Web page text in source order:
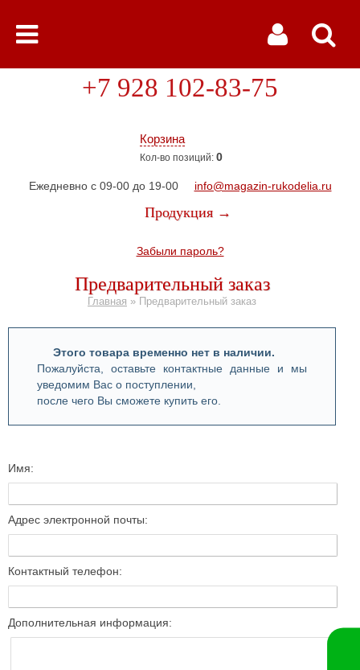
Корзина
Кол-во позиций: 0
+7 928 102-83-75
Ежедневно с 09-00 до 19-00 info@magazin-rukodelia.ru
Продукция →
Забыли пароль?
Предварительный заказ
Главная » Предварительный заказ
Этого товара временно нет в наличии.
Пожалуйста, оставьте контактные данные и мы
уведомим Вас о поступлении,
после чего Вы сможете купить его.
Имя:
Адрес электронной почты:
Контактный телефон:
Дополнительная информация: